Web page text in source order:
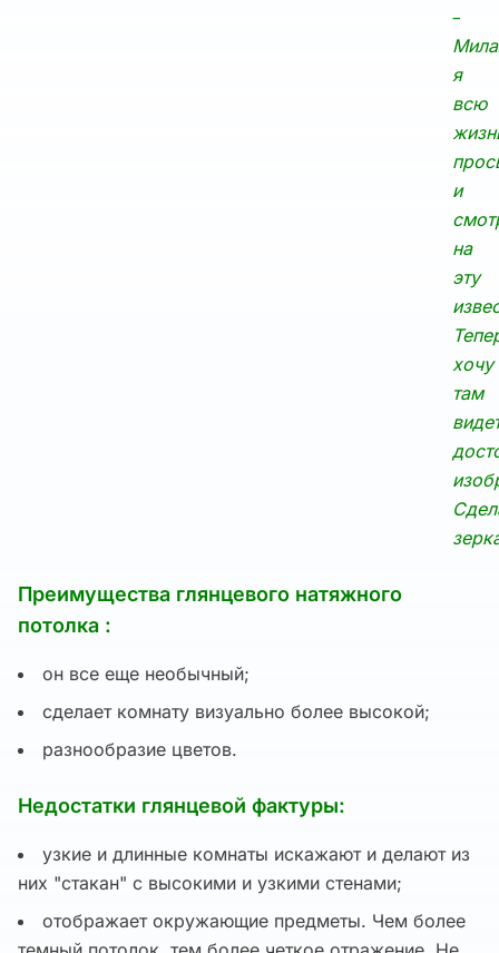
–
я
всю
и
на
эту
хочу
там
Преимущества глянцевого натяжного
потолка :
он все еще необычный;
сделает комнату визуально более высокой;
разнообразие цветов.
Недостатки глянцевой фактуры:
узкие и длинные комнаты искажают и делают из
них "стакан" с высокими и узкими стенами;
отображает окружающие предметы. Чем более